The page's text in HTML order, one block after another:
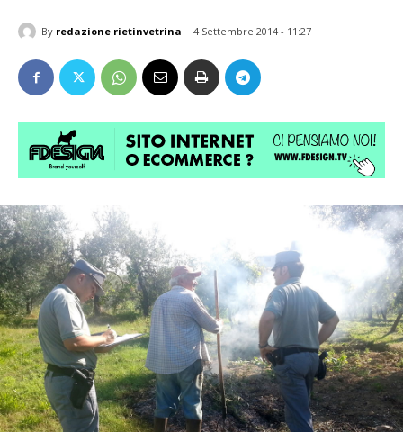
By redazione rietinvetrina 4 Settembre 2014 - 11:27